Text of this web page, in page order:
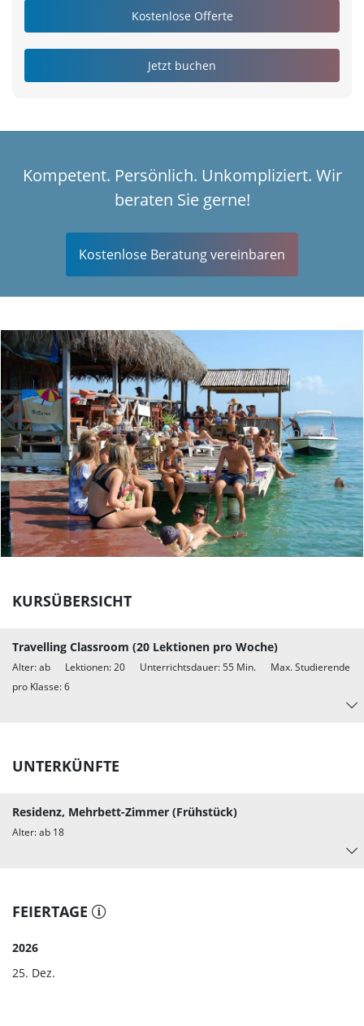
Kompetent. Persönlich. Unkompliziert. Wir
beraten Sie gerne!
Kostenlose Beratung vereinbaren
KURSÜBERSICHT
Travelling Classroom (20 Lektionen pro Woche)
Alter: ab Lektionen: 20 Unterrichtsdauer: 55 Min. Max. Studierende
pro Klasse: 6
UNTERKÜNFTE
Residenz, Mehrbett-Zimmer (Frühstück)
Alter: ab 18
FEIERTAGE
2026
25. Dez.